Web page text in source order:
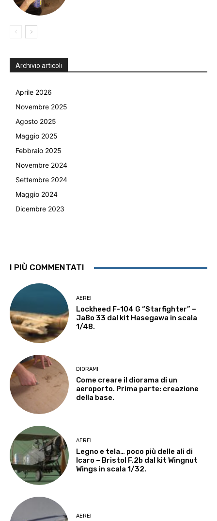
Archivio articoli
Aprile 2026
Novembre 2025
Agosto 2025
Maggio 2025
Febbraio 2025
Novembre 2024
Settembre 2024
Maggio 2024
Dicembre 2023
I PIÙ COMMENTATI
AEREI
Lockheed F-104 G “Starfighter” –
JaBo 33 dal kit Hasegawa in scala
1/48.
DIORAMI
Come creare il diorama di un
aeroporto. Prima parte: creazione
della base.
AEREI
Legno e tela… poco più delle ali di
Icaro – Bristol F.2b dal kit Wingnut
Wings in scala 1/32.
AEREI